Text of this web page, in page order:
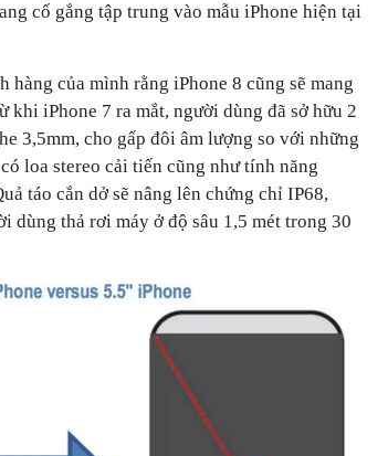
cố gắng tập trung vào mẫu iPhone hiện tại
của mình rằng iPhone 8 cũng sẽ mang
iPhone 7 ra mắt, người dùng đã sở hữu 2
3,5mm, cho gấp đôi âm lượng so với những
loa stereo cải tiến cũng như tính năng
táo cắn dở sẽ nâng lên chứng chỉ IP68,
dùng thả rơi máy ở độ sâu 1,5 mét trong 30